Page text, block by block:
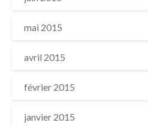
mai 2015
avril 2015
février 2015
janvier 2015